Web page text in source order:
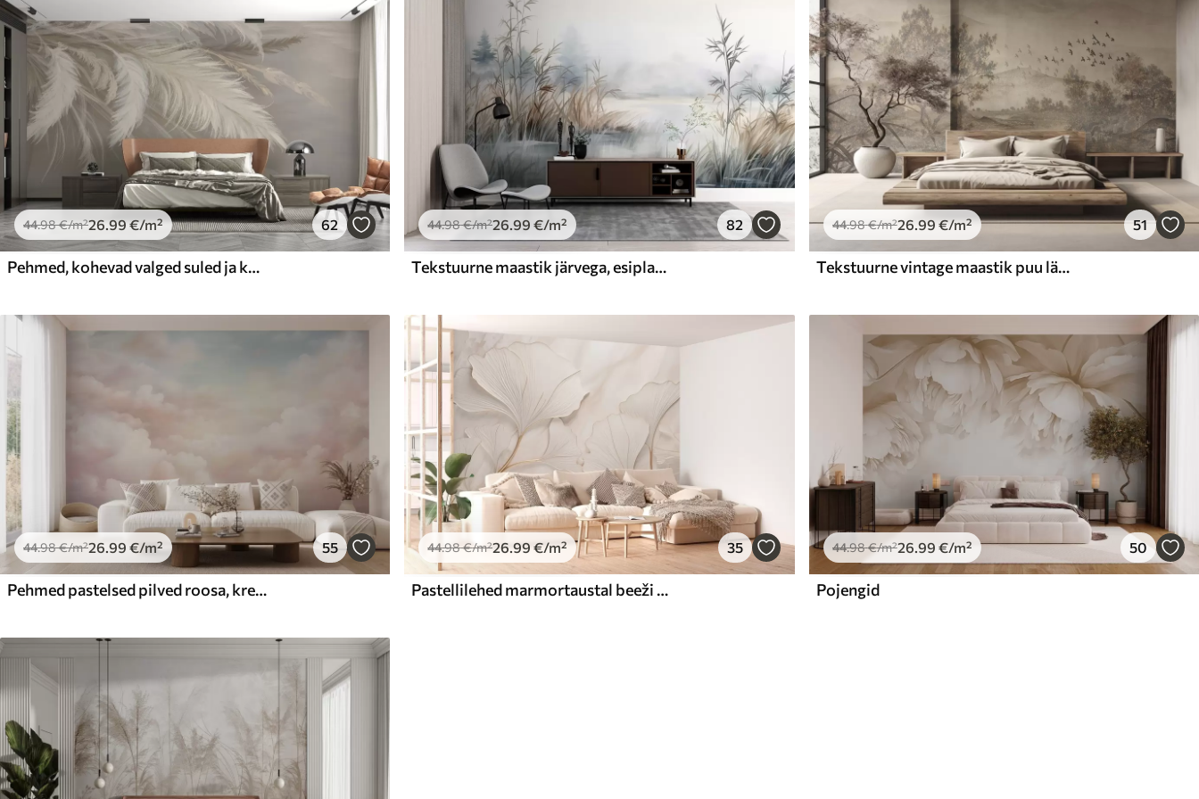
44.98€/m²26 .99€/m² 62
Pehmed, kohevad valged suled ja kuivatatud lilled neutraalsel pastellbeežil taustal
44.98€/m²26 .99 €/m² 82
Tekstuurne maastik järvega, esiplaanil kõrge rohi, pehme sinine ja pruun, rahulik vesi, puud kauguses puud
44.98€/m²26 .99€/m² 51
Tekstuurne vintage maastik puu lähedal jõe ja pilvine taevas, loodus kunsti seepia toonides
44.98€/m²26.99 €/m² 55
Pehmed pastelsed pilved roosa, kreemja ja sinise toonides
44.98€/m²26.99 €/m² 35
Pastellilehed marmortaustal beeži toonides
44.98€/m²26.99 €/m² 50
Pojengid